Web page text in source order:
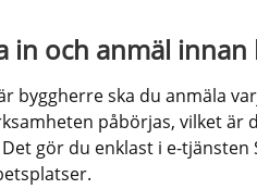
in och anmäl
byggherre ska du anmäla
påbörjas, vilket är
gör du enklast i e-tjänsten